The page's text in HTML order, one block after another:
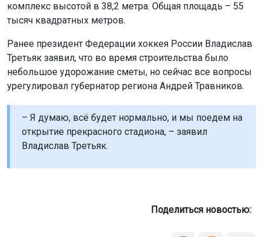
комплекс высотой в 38,2 метра. Общая площадь – 55
тысяч квадратных метров.
Ранее президент Федерации хоккея России Владислав
Третьяк заявил, что во время строительства было
небольшое удорожание сметы, но сейчас все вопросы
урегулировал губернатор региона Андрей Травников.
– Я думаю, всё будет нормально, и мы поедем на
открытие прекрасного стадиона, – заявил
Владислав Третьяк.
Поделиться новостью: